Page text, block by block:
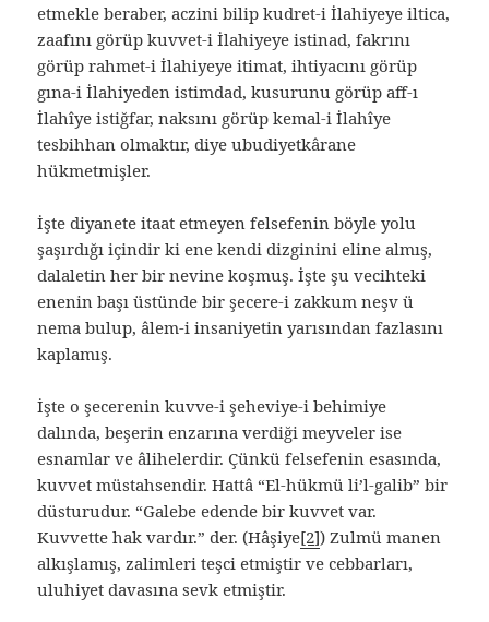
etmekle beraber, aczini bilip kudret-i İlahiyeye iltica,
zaafını görüp kuvvet-i İlahiyeye istinad, fakrını
görüp rahmet-i İlahiyeye itimat, ihtiyacını görüp
gına-i İlahiyeden istimdad, kusurunu görüp aff-ı
İlahîye istiğfar, naksını görüp kemal-i İlahîye
tesbihhan olmaktır, diye ubudiyetkârane
hükmetmişler.
İşte diyanete itaat etmeyen felsefenin böyle yolu
şaşırdığı içindir ki ene kendi dizginini eline almış,
dalaletin her bir nevine koşmuş. İşte şu vecihteki
enenin başı üstünde bir şecere-i zakkum neşv ü
nema bulup, âlem-i insaniyetin yarısından fazlasını
kaplamış.
İşte o şecerenin kuvve-i şeheviye-i behimiye
dalında, beşerin enzarına verdiği meyveler ise
esnamlar ve âlihelerdir. Çünkü felsefenin esasında,
kuvvet müstahsendir. Hattâ “El-hükmü li’l-galib” bir
düsturudur. “Galebe edende bir kuvvet var.
Kuvvette hak vardır.” der. (Hâşiye[2]) Zulmü manen
alkışlamış, zalimleri teşci etmiştir ve cebbarları,
uluhiyet davasına sevk etmiştir.